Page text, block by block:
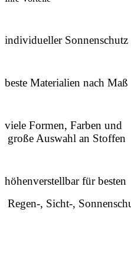
individueller Sonnenschutz
beste Materialien nach Maß
viele Formen, Farben und
große Auswahl an Stoffen
höhenverstellbar für besten
Regen-, Sicht-,